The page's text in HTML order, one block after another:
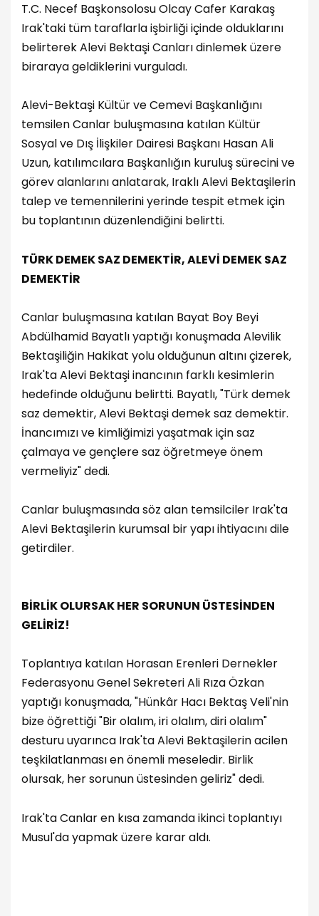
T.C. Necef Başkonsolosu Olcay Cafer Karakaş
Irak'taki tüm taraflarla işbirliği içinde olduklarını
belirterek Alevi Bektaşi Canları dinlemek üzere
biraraya geldiklerini vurguladı.
Alevi-Bektaşi Kültür ve Cemevi Başkanlığını
temsilen Canlar buluşmasına katılan Kültür
Sosyal ve Dış İlişkiler Dairesi Başkanı Hasan Ali
Uzun, katılımcılara Başkanlığın kuruluş sürecini ve
görev alanlarını anlatarak, Iraklı Alevi Bektaşilerin
talep ve temennilerini yerinde tespit etmek için
bu toplantının düzenlendiğini belirtti.
TÜRK DEMEK SAZ DEMEKTİR, ALEVİ DEMEK SAZ
DEMEKTİR
Canlar buluşmasına katılan Bayat Boy Beyi
Abdülhamid Bayatlı yaptığı konuşmada Alevilik
Bektaşiliğin Hakikat yolu olduğunun altını çizerek,
Irak'ta Alevi Bektaşi inancının farklı kesimlerin
hedefinde olduğunu belirtti. Bayatlı, "Türk demek
saz demektir, Alevi Bektaşi demek saz demektir.
İnancımızı ve kimliğimizi yaşatmak için saz
çalmaya ve gençlere saz öğretmeye önem
vermeliyiz" dedi.
Canlar buluşmasında söz alan temsilciler Irak'ta
Alevi Bektaşilerin kurumsal bir yapı ihtiyacını dile
getirdiler.
BİRLİK OLURSAK HER SORUNUN ÜSTESİNDEN
GELİRİZ!
Toplantıya katılan Horasan Erenleri Dernekler
Federasyonu Genel Sekreteri Ali Rıza Özkan
yaptığı konuşmada, "Hünkâr Hacı Bektaş Veli'nin
bize öğrettiği "Bir olalım, iri olalım, diri olalım"
desturu uyarınca Irak'ta Alevi Bektaşilerin acilen
teşkilatlanması en önemli meseledir. Birlik
olursak, her sorunun üstesinden geliriz" dedi.
Irak'ta Canlar en kısa zamanda ikinci toplantıyı
Musul'da yapmak üzere karar aldı.